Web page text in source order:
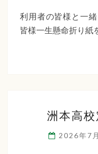
利用者の皆様と一
皆様一生懸命折り紙
洲本高
2026年7